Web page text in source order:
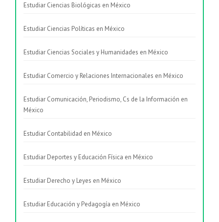
Estudiar Ciencias Biológicas en México
Estudiar Ciencias Políticas en México
Estudiar Ciencias Sociales y Humanidades en México
Estudiar Comercio y Relaciones Internacionales en México
Estudiar Comunicación, Periodismo, Cs de la Información en
México
Estudiar Contabilidad en México
Estudiar Deportes y Educación Física en México
Estudiar Derecho y Leyes en México
Estudiar Educación y Pedagogía en México